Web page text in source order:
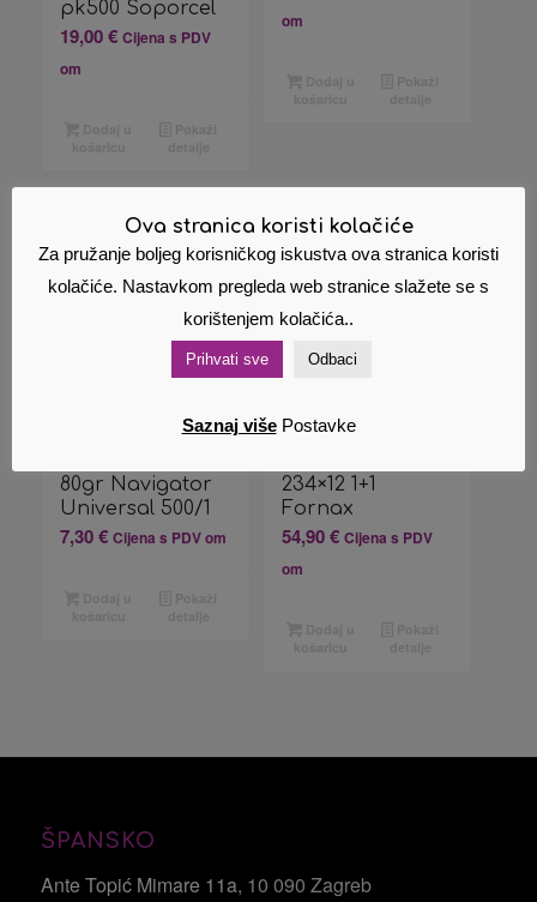
pk500 Soporcel
19,00€ Cijena s PDV
om
om
80gr Navigator
Universal 500/1
7,30€ Cijena s PDV om
Beskonačni
234×12 1+1
Fornax
54,90€ Cijena s PDV
om
ŠPANSKO
Ante Topić Mimare 11a, 10 090 Zagreb
Ova stranica koristi kolačiće
Za pružanje boljeg korisničkog iskustva ova stranica koristi
kolačiće. Nastavkom pregleda web stranice slažete se s
korištenjem kolačića..
Prihvati sve Odbaci
Saznaj više Postavke